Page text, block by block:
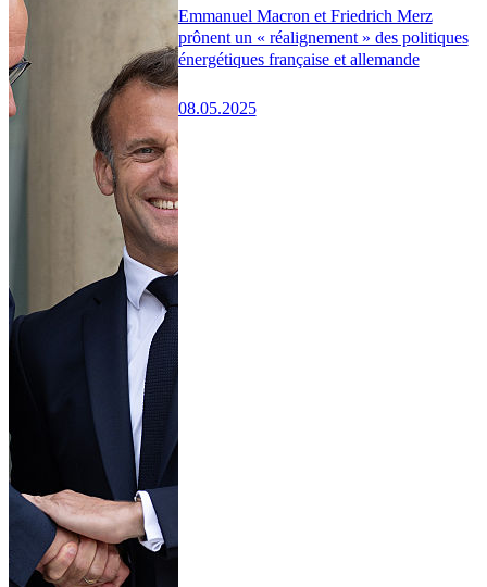
Emmanuel Macron et Friedrich Merz
prônent un « réalignement » des politiques
énergétiques française et allemande
08.05.2025